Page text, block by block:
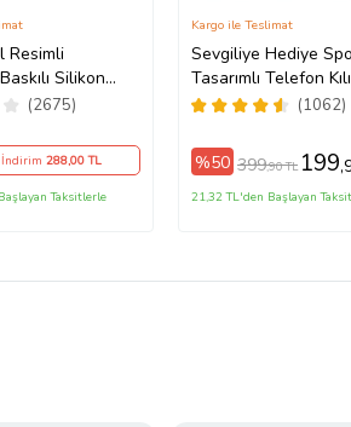
16e/16Plus/16Pro/16ProMax/17/17Air/
Resimli
Silikon
Kapak Kılıf
(2675)
İndirim 288,00 TL
Taksitlerle
Sevgiliye Hediye
Tasarımlı Telefon
Anahtarlık Hediyeli
(1062)
Kargo ile Teslimat
%50 399,90 TL 199
21,32 TL'den Başlayan